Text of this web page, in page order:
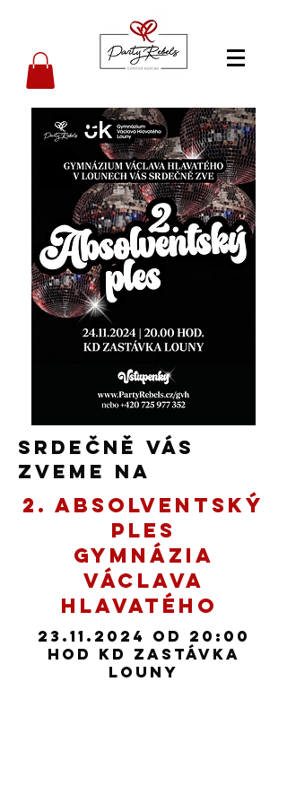
srdečně vás
Zveme na
2. Absolventský
ples
Gymnázia
Václava
Hlavatého
23.11.2024 od 20:00
hod ​KD Zastávka
Louny